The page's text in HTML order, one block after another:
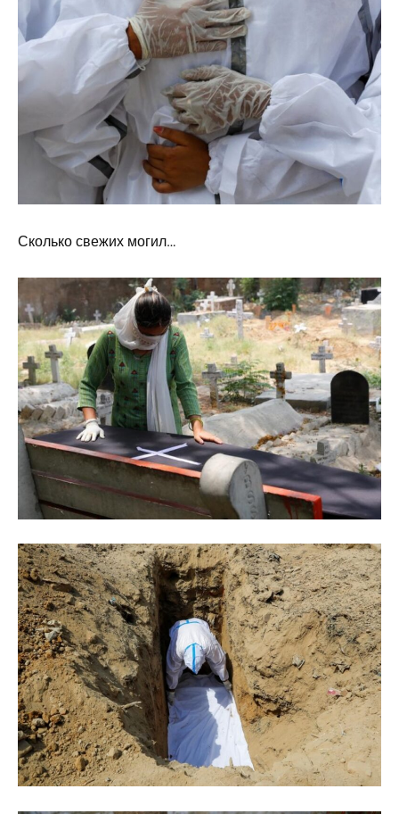
Сколько свежих могил…